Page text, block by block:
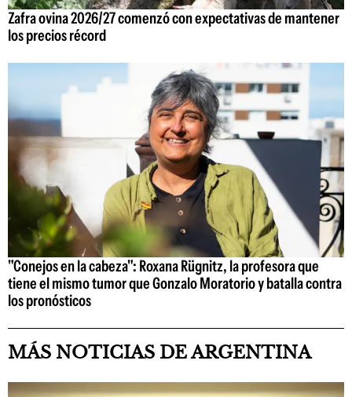
Zafra ovina 2026/27 comenzó con expectativas de mantener
los precios récord
"Conejos en la cabeza": Roxana Rügnitz, la profesora que
tiene el mismo tumor que Gonzalo Moratorio y batalla contra
los pronósticos
MÁS NOTICIAS DE ARGENTINA